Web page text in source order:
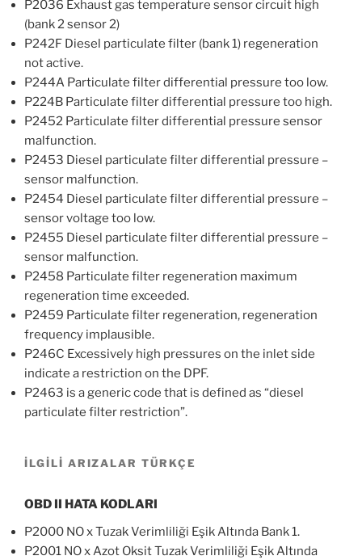
P2036 Exhaust gas temperature sensor circuit high
(bank 2 sensor 2)
P242F Diesel particulate filter (bank 1) regeneration
not active.
P244A Particulate filter differential pressure too low.
P224B Particulate filter differential pressure too high.
P2452 Particulate filter differential pressure sensor
malfunction.
P2453 Diesel particulate filter differential pressure –
sensor malfunction.
P2454 Diesel particulate filter differential pressure –
sensor voltage too low.
P2455 Diesel particulate filter differential pressure –
sensor malfunction.
P2458 Particulate filter regeneration maximum
regeneration time exceeded.
P2459 Particulate filter regeneration, regeneration
frequency implausible.
P246C Excessively high pressures on the inlet side
indicate a restriction on the DPF.
P2463 is a generic code that is defined as “diesel
particulate filter restriction”.
İLGİLİ ARIZALAR TÜRKÇE
OBD II HATA KODLARI
P2000 NO x Tuzak Verimliliği Eşik Altında Bank 1.
P2001 NO x Azot Oksit Tuzak Verimliliği Eşik Altında